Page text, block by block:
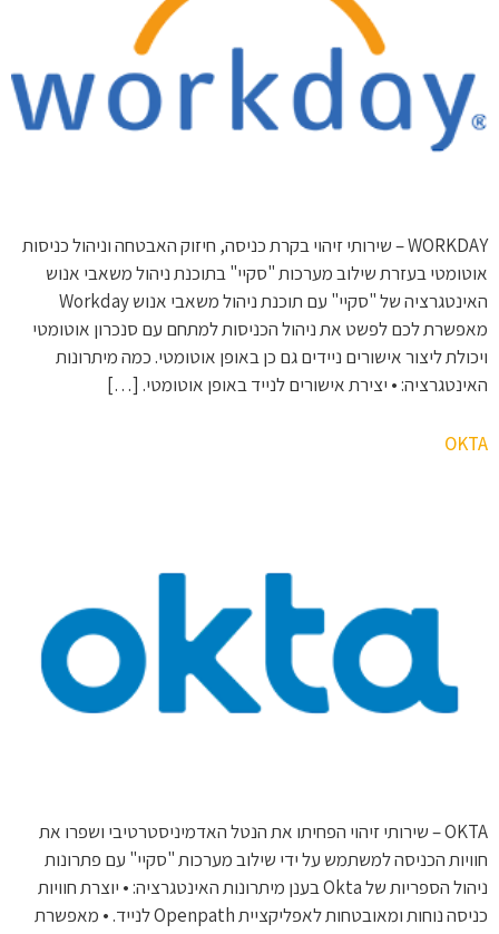
WORKDAY – שירותי זיהוי בקרת כניסה, חיזוק האבטחה וניהול כניסות
אוטומטי בעזרת שילוב מערכות "סקיי" בתוכנת ניהול משאבי אנוש
האינטגרציה של "סקיי" עם תוכנת ניהול משאבי אנוש Workday
מאפשרת לכם לפשט את ניהול הכניסות למתחם עם סנכרון אוטומטי
ויכולת ליצור אישורים ניידים גם כן באופן אוטומטי. כמה מיתרונות
האינטגרציה: • יצירת אישורים לנייד באופן אוטומטי. […]
OKTA
OKTA – שירותי זיהוי הפחיתו את הנטל האדמיניסטרטיבי ושפרו את
חוויות הכניסה למשתמש על ידי שילוב מערכות "סקיי" עם פתרונות
ניהול הספריות של Okta בענן מיתרונות האינטגרציה: • יוצרת חוויות
כניסה נוחות ומאובטחות לאפליקציית Openpath לנייד. • מאפשרת